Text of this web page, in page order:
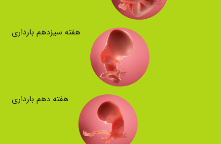
هفته سیزدهم بارداری
هفته دهم بارداری